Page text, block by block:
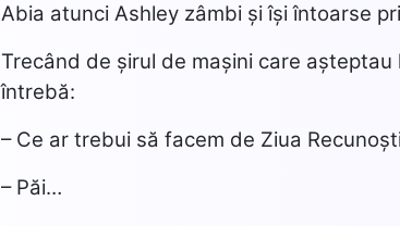
Abia atunci Ashley zâmbi și își întoarse
Trecând de șirul de mașini care
întrebă:
– Ce ar trebui să facem de Ziua
– Păi…